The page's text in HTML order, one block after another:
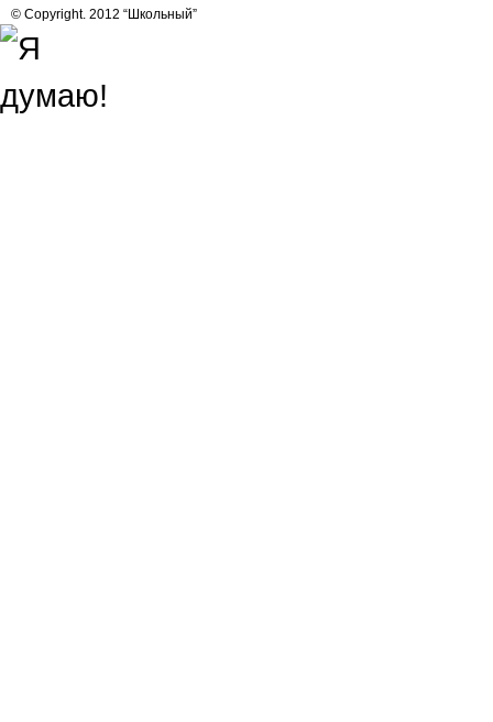
© Copyright. 2012 “Школьный”